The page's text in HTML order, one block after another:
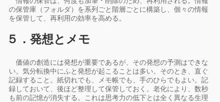
の保管庫（フォルダ）を系列ごと階層ごとに構築し、個々の情報
を保管して、再利用の効率を高める。
５．発想とメモ
価値の創造には発想が重要であるが、その発想の予測はできな
い。気分転換中にふと発想が起こることは多い。そのとき、直ぐ
記録すること。紙切れでも、メモ帳でも、手のひらでもよい。記
録しておいて、後ほど整理して保管しておく。老化により、数秒
も前の記憶が消失する。これは思考力の低下とは全く異なる生理